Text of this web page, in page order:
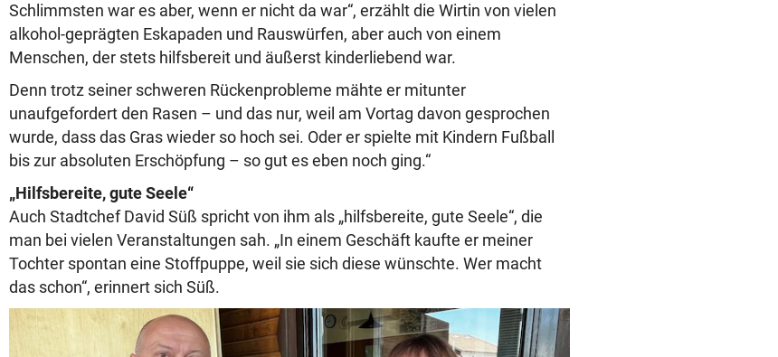
Schlimmsten war es aber, wenn er nicht da war“, erzählt die Wirtin von vielen
alkohol-geprägten Eskapaden und Rauswürfen, aber auch von einem
Menschen, der stets hilfsbereit und äußerst kinderliebend war.
Denn trotz seiner schweren Rückenprobleme mähte er mitunter
unaufgefordert den Rasen – und das nur, weil am Vortag davon gesprochen
wurde, dass das Gras wieder so hoch sei. Oder er spielte mit Kindern Fußball
bis zur absoluten Erschöpfung – so gut es eben noch ging.“
„Hilfsbereite, gute Seele“
Auch Stadtchef David Süß spricht von ihm als „hilfsbereite, gute Seele“, die
man bei vielen Veranstaltungen sah. „In einem Geschäft kaufte er meiner
Tochter spontan eine Stoffpuppe, weil sie sich diese wünschte. Wer macht
das schon“, erinnert sich Süß.